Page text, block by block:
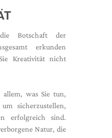
Botschaft der
erkunden
Kreativität nicht
allem, was Sie tun,
sicherzustellen,
erfolgreich sind.
Natur, die